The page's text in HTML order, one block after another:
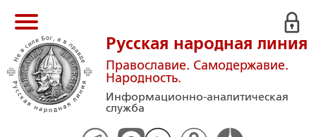
Русская народная линия
Православие. Самодержавие.
Народность.
Информационно-аналитическая
служба